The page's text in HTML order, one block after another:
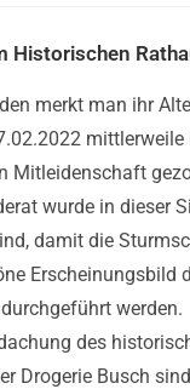
Historischen
merkt man ihr
Mitleidenschaft
wurde in dieser
damit die
Erscheinungsbild
werden.
des
Drogerie Busch